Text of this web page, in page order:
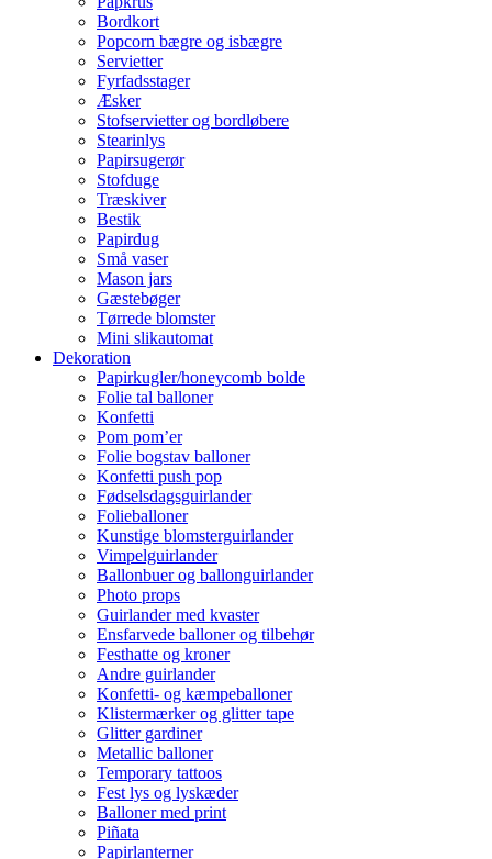
Bordkort
Popcorn bægre og isbægre
Servietter
Fyrfadsstager
Æsker
Stofservietter og bordløbere
Stearinlys
Papirsugerør
Stofduge
Træskiver
Bestik
Papirdug
Små vaser
Mason jars
Gæstebøger
Tørrede blomster
Mini slikautomat
Dekoration
Papirkugler/honeycomb bolde
Folie tal balloner
Konfetti
Pom pom’er
Folie bogstav balloner
Konfetti push pop
Fødselsdagsguirlander
Folieballoner
Kunstige blomsterguirlander
Vimpelguirlander
Ballonbuer og ballonguirlander
Photo props
Guirlander med kvaster
Ensfarvede balloner og tilbehør
Festhatte og kroner
Andre guirlander
Konfetti- og kæmpeballoner
Klistermærker og glitter tape
Glitter gardiner
Metallic balloner
Temporary tattoos
Fest lys og lyskæder
Balloner med print
Piñata
Papirlanterner